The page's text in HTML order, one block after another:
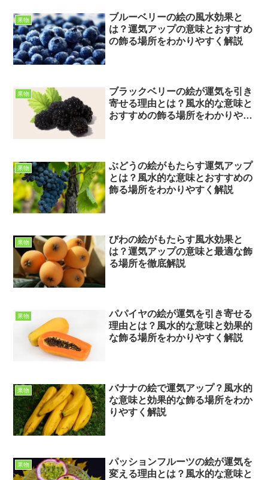
果物
ブルーベリーの絵の風水効果と
は？運気アップの意味とおすすめ
の飾る場所をわかりやすく解説
果物
ブラックベリーの絵が運気を引き
寄せる理由とは？風水的な意味と
おすすめの飾る場所をわかりやす
果物
ぶどうの絵がもたらす運気アップ
とは？風水的な意味とおすすめの
飾る場所をわかりやすく解説
果物
びわの絵がもたらす風水効果と
は？運気アップの意味と最適な飾
る場所を徹底解説
果物
パパイヤの絵が運気を引き寄せる
理由とは？風水的な意味と効果的
な飾る場所をわかりやすく解説
果物
バナナの絵で運気アップ？風水的
な意味と効果的な飾る場所をわか
りやすく解説
果物
パッションフルーツの絵が運気を
変える理由とは？風水的な意味と